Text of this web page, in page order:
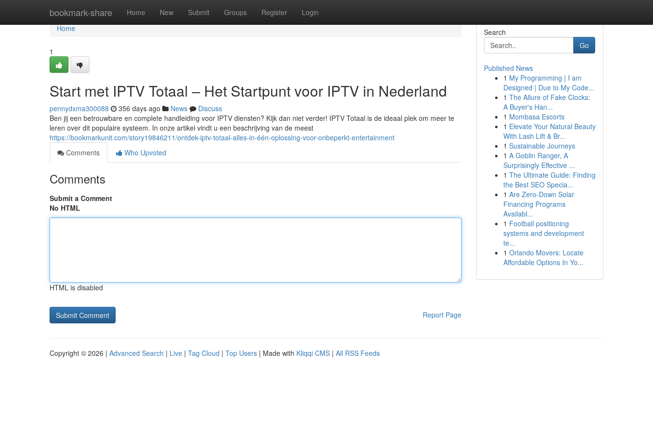
bookmark-share Home New Submit Groups Register Login
Home
Home
1
Start met IPTV Totaal – Het Startpunt voor IPTV in Nederland
pennydxma300088 356 days ago News
Discuss
Ben jij een betrouwbare en complete handleiding voor IPTV diensten? Kijk dan niet verder! IPTV Totaal is de ideaal plek om meer te
leren over dit populaire systeem. In onze artikel vindt u een beschrijving van de meest
https://bookmarkunit.com/story19846211/ontdek-iptv-totaal-alles-in-één-oplossing-voor-onbeperkt-entertainment
Comments
Who Upvoted
Comments
Submit a Comment
No HTML
HTML is disabled
Report Page
Search
Go
Published News
1 My Programming | I am
Designed | Due to My Code...
1 The Allure of Fake Clocks:
A Buyer's Han...
1 Mombasa Escorts
1 Elevate Your Natural Beauty
With Lash Lift & Br...
1 Sustainable Journeys
1 A Goblin Ranger, A
Surprisingly Effective ...
1 The Ultimate Guide: Finding
the Best SEO Specia...
1 Are Zero-Down Solar
Financing Programs
Availabl...
1 Football positioning
systems and development
te...
1 Orlando Movers: Locate
Affordable Options In Yo...
Copyright © 2026 | Advanced Search | Live | Tag Cloud | Top Users | Made with Kliqqi CMS | All RSS Feeds